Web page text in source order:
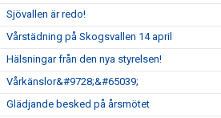
Sjövallen är redo!
Vårstädning på Skogsvallen 14 april
Hälsningar från den nya styrelsen!
Vårkänslor&#9728;&#65039;
Glädjande besked på årsmötet